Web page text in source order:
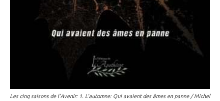
Les cinq saisons de l’Avenir: 1. L’automne: Qui avaient des âmes en panne / Michel